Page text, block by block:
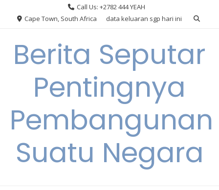
Call Us: +2782 444 YEAH
Cape Town, South Africa
data keluaran sgp hari ini
Berita Seputar
Pentingnya
Pembangunan
Suatu Negara